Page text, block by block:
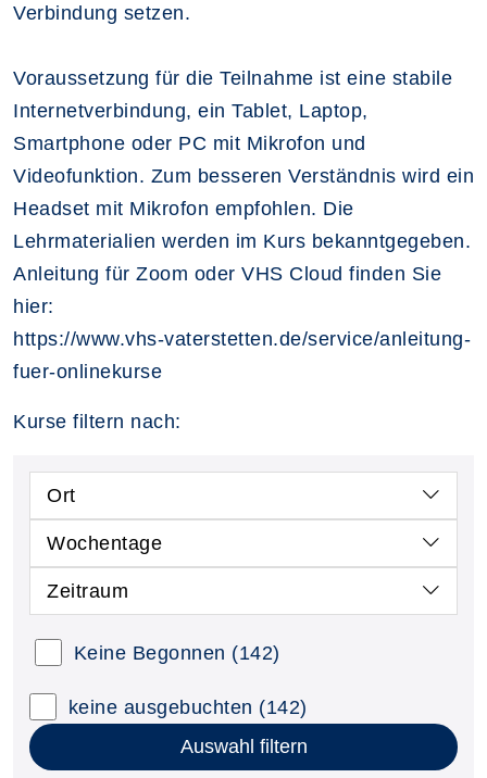
Verbindung setzen.
Voraussetzung für die Teilnahme ist eine stabile
Internetverbindung, ein Tablet, Laptop,
Smartphone oder PC mit Mikrofon und
Videofunktion. Zum besseren Verständnis wird ein
Headset mit Mikrofon empfohlen. Die
Lehrmaterialien werden im Kurs bekanntgegeben.
Anleitung für Zoom oder VHS Cloud finden Sie
hier:
https://www.vhs-vaterstetten.de/service/anleitung-
fuer-onlinekurse
Kurse filtern nach:
Ort
Wochentage
Zeitraum
Keine Begonnen (142)
keine ausgebuchten (142)
Auswahl filtern